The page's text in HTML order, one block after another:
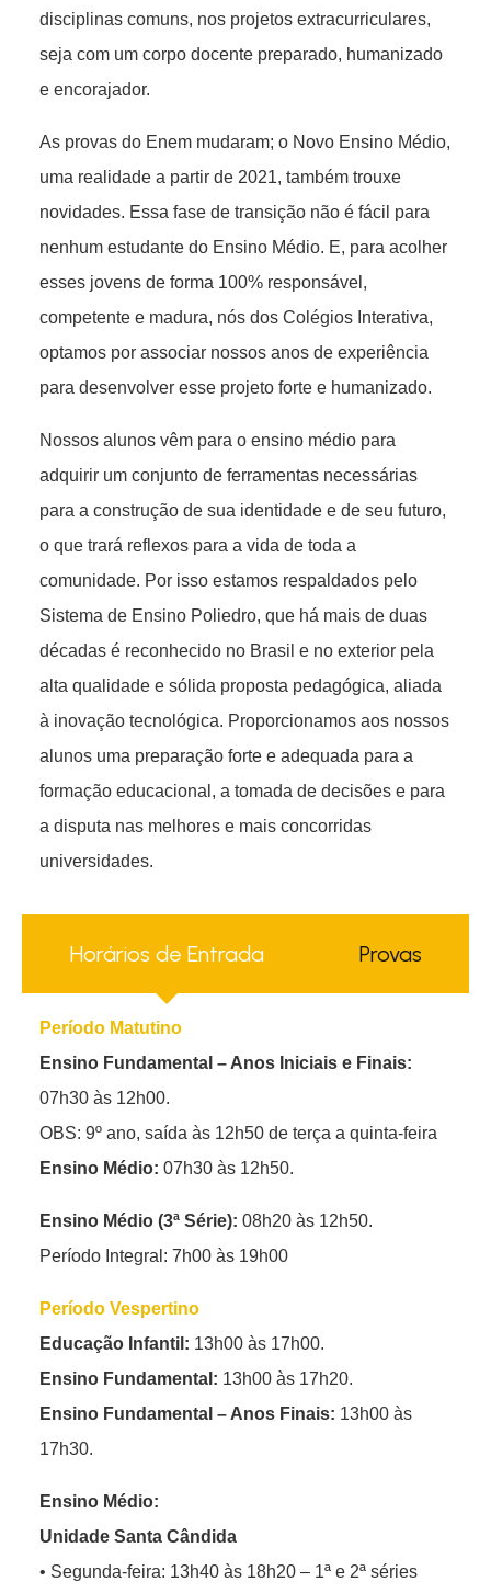
disciplinas comuns, nos projetos extracurriculares,
seja com um corpo docente preparado, humanizado
e encorajador.
As provas do Enem mudaram; o Novo Ensino Médio,
uma realidade a partir de 2021, também trouxe
novidades. Essa fase de transição não é fácil para
nenhum estudante do Ensino Médio. E, para acolher
esses jovens de forma 100% responsável,
competente e madura, nós dos Colégios Interativa,
optamos por associar nossos anos de experiência
para desenvolver esse projeto forte e humanizado.
Nossos alunos vêm para o ensino médio para
adquirir um conjunto de ferramentas necessárias
para a construção de sua identidade e de seu futuro,
o que trará reflexos para a vida de toda a
comunidade. Por isso estamos respaldados pelo
Sistema de Ensino Poliedro, que há mais de duas
décadas é reconhecido no Brasil e no exterior pela
alta qualidade e sólida proposta pedagógica, aliada
à inovação tecnológica. Proporcionamos aos nossos
alunos uma preparação forte e adequada para a
formação educacional, a tomada de decisões e para
a disputa nas melhores e mais concorridas
universidades.
Horários de Entrada Provas
Período Matutino
Ensino Fundamental – Anos Iniciais e Finais:
07h30 às 12h00.
OBS: 9º ano, saída às 12h50 de terça a quinta-feira
Ensino Médio: 07h30 às 12h50.
Ensino Médio (3ª Série): 08h20 às 12h50.
Período Integral: 7h00 às 19h00
Período Vespertino
Educação Infantil: 13h00 às 17h00.
Ensino Fundamental: 13h00 às 17h20.
Ensino Fundamental – Anos Finais: 13h00 às
17h30.
Ensino Médio:
Unidade Santa Cândida
• Segunda-feira: 13h40 às 18h20 – 1ª e 2ª séries